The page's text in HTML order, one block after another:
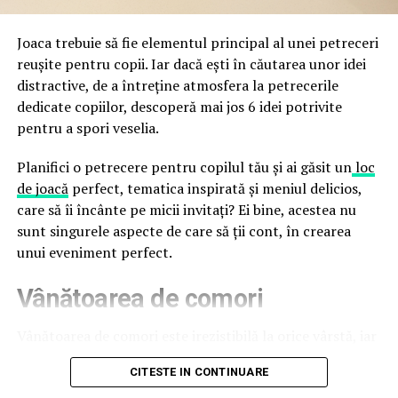
false până la tentative de furt al datelor personale și
financiare. Instituția recomandă verificarea atentă a
sursei mesajelor și raportarea incidentelor la numărul
unic 1911.
Campaniile identificate în ultimele săptămâni folosesc
false de streaming, coduri QR malițioase și mesaje care
promit bilete, rambursări, premii sau acces gratuit la
meciuri. FBI a emis în luna mai un avertisment privind
site-urile care clonează platforma oficială prin
modificări minore ale denumirii domeniului, precum
a colecta date personale și bancare.
de cercetătorii în securitate, ar opera peste 300 de
pagini de phishing care reproduc ecranul de
Joaca trebuie să fie elementul principal al unei petreceri
reușite pentru copii. Iar dacă ești în căutarea unor idei
distractive, de a întreține atmosfera la petrecerile
dedicate copiilor, descoperă mai jos 6 idei potrivite
pentru a spori veselia.
Planifici o petrecere pentru copilul tău și ai găsit unloc
de joacăperfect, tematica inspirată și meniul delicios,
care să îi încânte pe micii invitați? Ei bine, acestea nu
sunt singurele aspecte de care să ții cont, în crearea
unui eveniment perfect.
Vânătoarea de comori
pentru copii este una dintre cele mai distractive
activități. Tot ce trebuie să faci este să ascunzi câteva
CITESTE IN CONTINUARE